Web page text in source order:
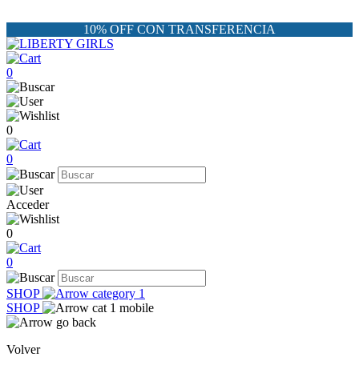
10% OFF CON TRANSFERENCIA
0
0
0
Acceder
0
0
SHOP
SHOP
Volver